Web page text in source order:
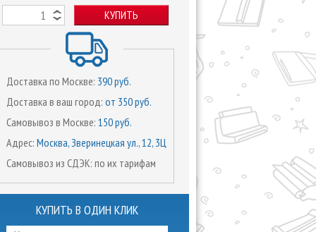
КУПИТЬ
Доставка по Москве: 390 руб.
Доставка в ваш город: от 350 руб.
Самовывоз в Москве: 150 руб.
Адрес: Москва, Зверинецкая ул., 12, 3Ц
Самовывоз из СДЭК: по их тарифам
КУПИТЬ В ОДИН КЛИК